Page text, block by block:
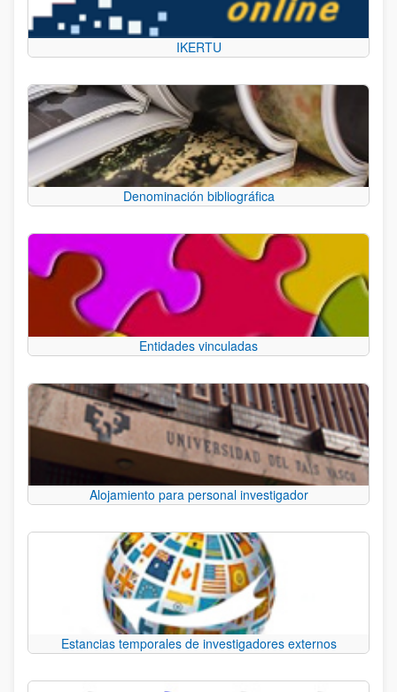
IKERTU
Denominación bibliográfica
Entidades vinculadas
Alojamiento para personal investigador
Estancias temporales de investigadores externos